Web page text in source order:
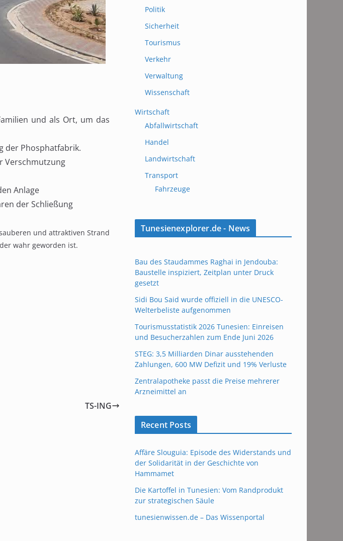
und als Ort, um das
der Phosphatfabrik.
Verschmutzung
Anlage
der Schließung
und attraktiven Strand
wahr geworden ist.
TS-ING
Politik
Sicherheit
Tourismus
Verkehr
Verwaltung
Wissenschaft
Wirtschaft
Abfallwirtschaft
Handel
Landwirtschaft
Transport
Fahrzeuge
Tunesienexplorer.de - News
Bau des Staudammes Raghai in Jendouba:
Baustelle inspiziert, Zeitplan unter Druck
gesetzt
Sidi Bou Said wurde offiziell in die UNESCO-
Welterbeliste aufgenommen
Tourismusstatistik 2026 Tunesien: Einreisen
und Besucherzahlen zum Ende Juni 2026
STEG: 3,5 Milliarden Dinar ausstehenden
Zahlungen, 600 MW Defizit und 19% Verluste
Zentralapotheke passt die Preise mehrerer
Arzneimittel an
Recent Posts
Affäre Slouguia: Episode des Widerstands und
der Solidarität in der Geschichte von
Hammamet
Die Kartoffel in Tunesien: Vom Randprodukt
zur strategischen Säule
tunesienwissen.de – Das Wissenportal